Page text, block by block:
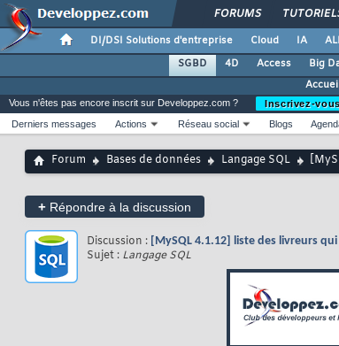
FORUMS
DI/DSI Solutions d'entreprise Cloud IA
SGBD
4D Access Big
Vous n'êtes pas encore inscrit sur Developpez.com ?
Inscrivez-
Derniers messages
Actions Réseau social Blogs
Forum Bases de données Langage SQL
+ Répondre à la discussion
Discussion : [MySQL 4.1.12] liste des livreurs
Sujet : Langage SQL